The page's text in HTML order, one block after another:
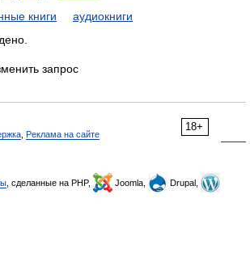
книги
аудиокниги
запрос
18+
Реклама на сайте
, сделанные на PHP, Joomla,
Drupal,